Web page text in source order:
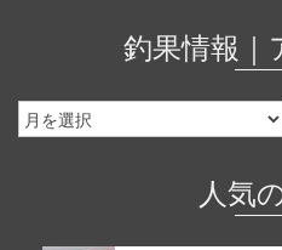
釣果情報｜
釣
果
人気